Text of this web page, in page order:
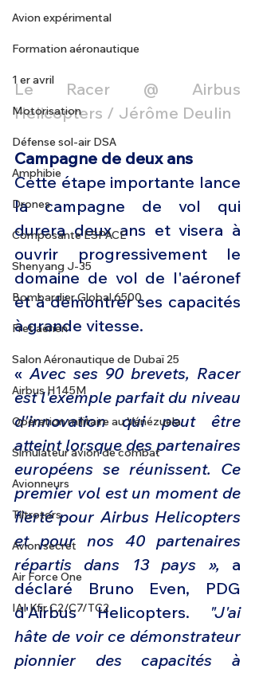
Avion expérimental
Formation aéronautique
1 er avril
Motorisation
Défense sol-air DSA
Amphibie
Drones
Composante ESPACE
Shenyang J-35
Bombardier Global 6500
Fret aérien
Salon Aéronautique de Dubaï 25
Airbus H145M
Opération militaire au Vénézuela
Simulateur avion de combat
Avionneurs
Tiltrotors
Avion secret
Air Force One
IAI Kfir C2/C7/TC2
Le Racer @ Airbus
Helicopters / Jérôme Deulin
Campagne de deux ans
Cette étape importante lance
la campagne de vol qui
durera deux ans et visera à
ouvrir progressivement le
domaine de vol de l'aéronef
et à démontrer ses capacités
à grande vitesse.
« Avec ses 90 brevets, Racer
est l'exemple parfait du niveau
d'innovation qui peut être
atteint lorsque des partenaires
européens se réunissent. Ce
premier vol est un moment de
fierté pour Airbus Helicopters
et pour nos 40 partenaires
répartis dans 13 pays », a
déclaré Bruno Even, PDG
d'Airbus Helicopters. "J'ai
hâte de voir ce démonstrateur
pionnier des capacités à